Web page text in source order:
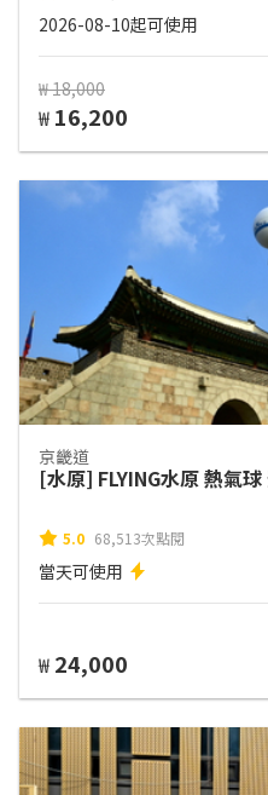
2026-08-10起可使用
₩ 18,000
₩ 16,200
京畿道
[水原] FLYING水原 熱氣
5.0 68,513次點閱
當天可使用
₩ 24,000